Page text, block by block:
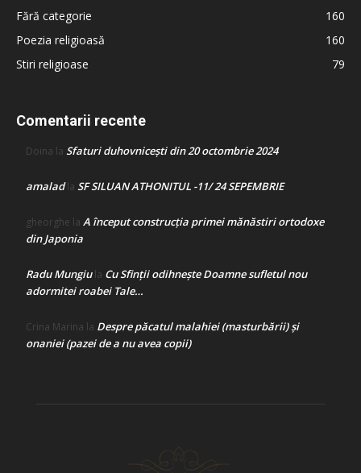
Fără categorie
160
Poezia religioasă
160
Stiri religioase
79
Comentarii recente
Doina la Sfaturi duhovnicești din 20 octombrie 2024
amaladla SF SILUAN ATHONITUL -11/ 24 SEPEMBRIE
gheorghe la A început construcţia primei mănăstiri ortodoxe
din Japonia
Radu Mungiula Cu Sfinții odihnește Doamne sufletul nou
adormitei roabei Tale…
Crina Marina la Despre păcatul malahiei (masturbării) şi
onaniei (pazei de a nu avea copii)